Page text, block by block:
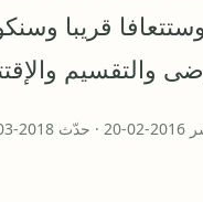
قريبا
والتقسيم